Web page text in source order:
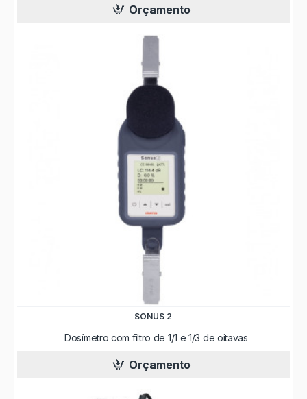
Orçamento
SONUS 2
Dosímetro com filtro de 1/1 e 1/3 de oitavas
Orçamento